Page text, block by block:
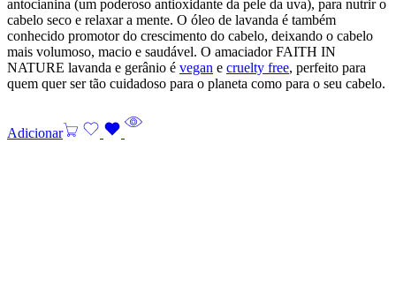
antocianina (um poderoso antioxidante da pele da uva), para nutrir o
cabelo seco e relaxar a mente. O óleo de lavanda é também
conhecido promotor do crescimento do cabelo, deixando o cabelo
mais volumoso, macio e saudável. O amaciador FAITH IN
NATURE lavanda e gerânio é vegan e cruelty free, perfeito para
quem quer ser tão cuidadoso para o planeta como para o seu cabelo.
Adicionar